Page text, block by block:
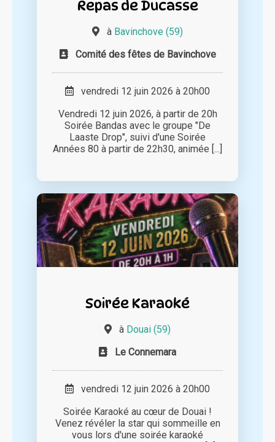
Repas de Ducasse
à Bavinchove (59)
Comité des fêtes de Bavinchove
vendredi 12 juin 2026 à 20h00
Vendredi 12 juin 2026, à partir de 20h
Soirée Bandas avec le groupe "De
Laaste Drop", suivi d'une Soirée
Années 80 à partir de 22h30, animée [...]
Soirée Karaoké
à Douai (59)
Le Connemara
vendredi 12 juin 2026 à 20h00
Soirée Karaoké au cœur de Douai !
Venez révéler la star qui sommeille en
vous lors d'une soirée karaoké